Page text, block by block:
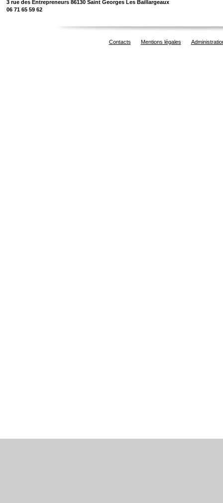
3 rue des Entrepreneurs 86130 Saint Georges Les Baillargeaux
06 71 65 59 62
Contacts Mentions légales